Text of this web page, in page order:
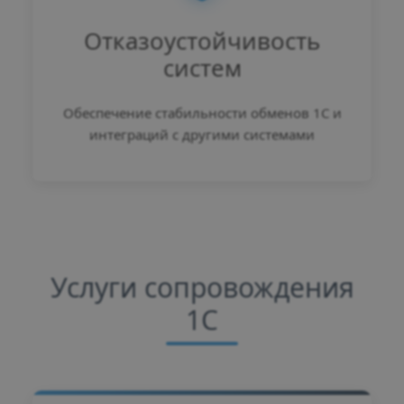
Отказоустойчивость
систем
Обеспечение стабильности обменов 1С и
интеграций с другими системами
Услуги сопровождения
1С